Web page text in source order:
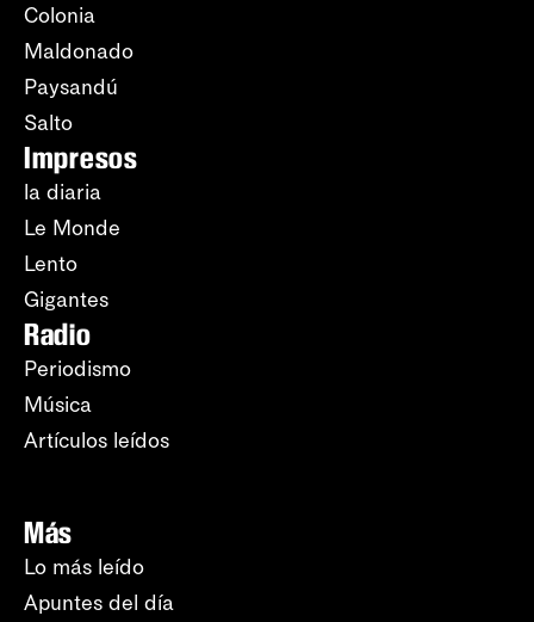
Colonia
Maldonado
Paysandú
Salto
Impresos
la diaria
Le Monde
Lento
Gigantes
Radio
Periodismo
Música
Artículos leídos
Más
Lo más leído
Apuntes del día